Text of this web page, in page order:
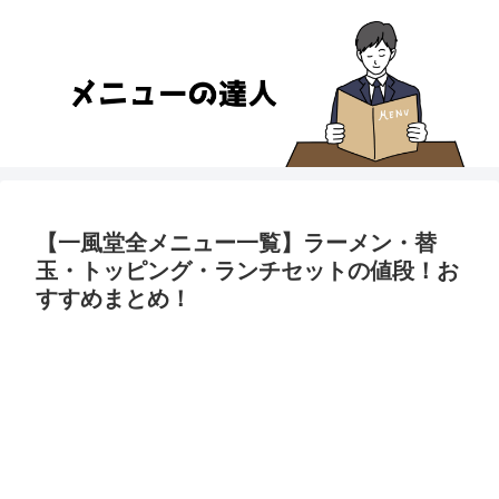
【一風堂全メニュー一覧】ラーメン・替
玉・トッピング・ランチセットの値段！お
すすめまとめ！